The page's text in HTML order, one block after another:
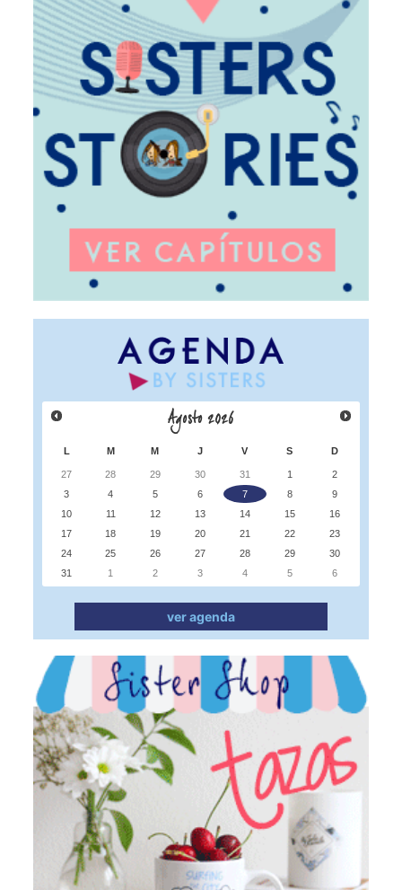
Agosto2026
L M M J V S D
27 28 29 30 31 1
2
3
4 5 6 7 8
9
10
11 12 13 14 15
16
17
18 19 20 21 22
23
24
25 26 27 28 29
30
31
1 2 3 4 5 6
ver agenda